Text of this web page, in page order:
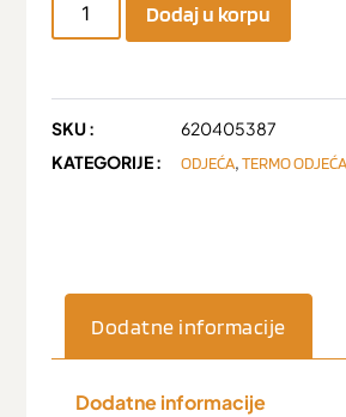
Dodaj u korpu
SKU :
620405387
KATEGORIJE :
ODJEĆA,TERMO
Dodatne informacije
Dodatne informacije